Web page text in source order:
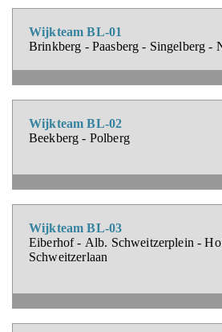
Wijkteam BL-01
Brinkberg - Paasberg - Singelberg -
Wijkteam BL-02
Beekberg - Polberg
Wijkteam BL-03
Eiberhof - Alb. Schweitzerplein -
Schweitzerlaan